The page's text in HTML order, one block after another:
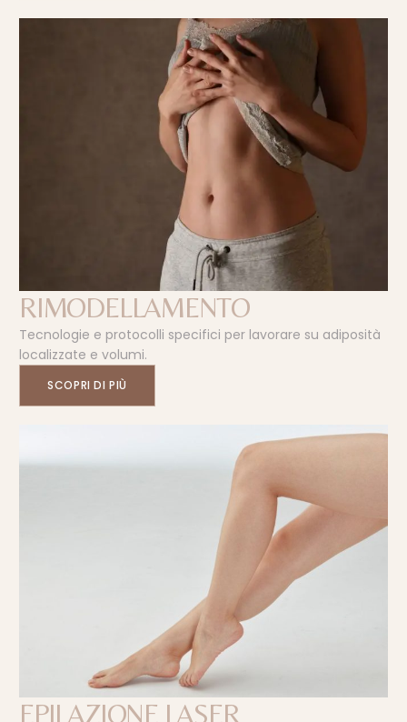
RIMODELLAMENTO
Tecnologie e protocolli specifici per lavorare su adiposità
localizzate e volumi.
SCOPRI DI PIÙ
EPILAZIONE LASER